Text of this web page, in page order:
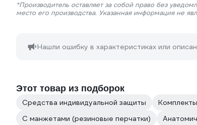
*Производитель оставляет за собой право без
место его производства. Указанная информация не
Нашли ошибку в характеристиках или
Этот товар из подборок
Средства индивидуальной защиты
С манжетами (резиновые перчатки)